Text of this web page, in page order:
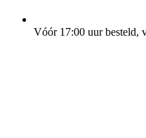
Vóór 17:00 uur besteld,